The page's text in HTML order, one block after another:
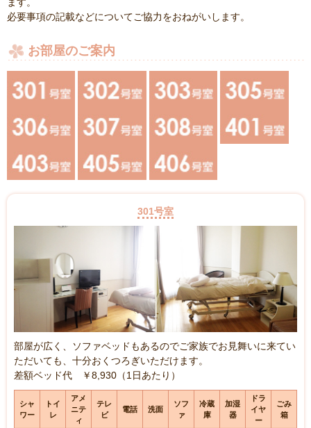
必要事項の記載などについてご協力をおねがいします。
お部屋のご案内
301号室
部屋が広く、ソファベッドもあるのでご家族でお見舞いに来てい
ただいても、十分おくつろぎいただけます。
差額ベッド代 ￥8,930（1日あたり）
シャ
ワー
トイ
レ
アメ
ニテ
ィ
テレ
ビ
電話 洗面
ソフ
ァ
冷蔵
庫
加湿
器
ドラ
イヤ
ー
ごみ
箱